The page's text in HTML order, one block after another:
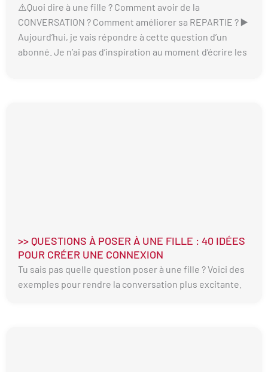
⚠️Quoi dire à une fille ? Comment avoir de la
CONVERSATION ? Comment améliorer sa REPARTIE ? ▶️
Aujourd’hui, je vais répondre à cette question d’un
abonné. Je n’ai pas d’inspiration au moment d’écrire les
>> QUESTIONS À POSER À UNE FILLE : 40 IDÉES
POUR CRÉER UNE CONNEXION
Tu sais pas quelle question poser à une fille ? Voici des
exemples pour rendre la conversation plus excitante.